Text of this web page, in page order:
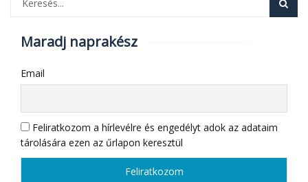
Maradj naprakész
Email
Feliratkozom a hírlevélre és engedélyt adok az adataim
tárolására ezen az űrlapon keresztül